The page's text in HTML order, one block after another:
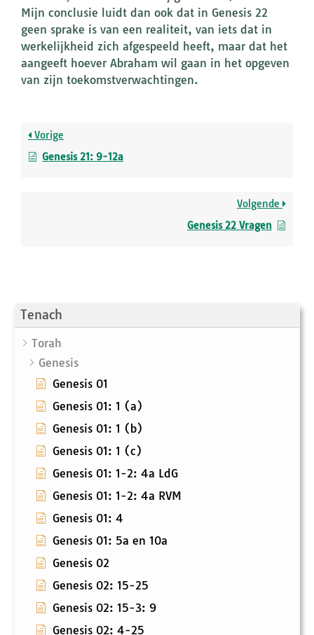
Tenach
Torah
Genesis
Genesis 01
Genesis 01: 1 (a)
Genesis 01: 1 (b)
Genesis 01: 1 (c)
Genesis 01: 1-2: 4a LdG
Genesis 01: 1-2: 4a RVM
Genesis 01: 4
Genesis 01: 5a en 10a
Genesis 02
Genesis 02: 15-25
Genesis 02: 15-3: 9
Genesis 02: 4-25
Mijn conclusie luidt dan ook dat in Genesis 22
geen sprake is van een realiteit, van iets dat in
werkelijkheid zich afgespeeld heeft, maar dat het
aangeeft hoever Abraham wil gaan in het opgeven
van zijn toekomstverwachtingen.
Vorige
Genesis 21: 9-12a
Volgende
Genesis 22 Vragen